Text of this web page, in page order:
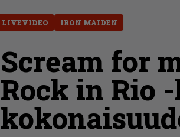
LIVEVIDEO IRON MAIDEN
Scream for
Rock in Rio